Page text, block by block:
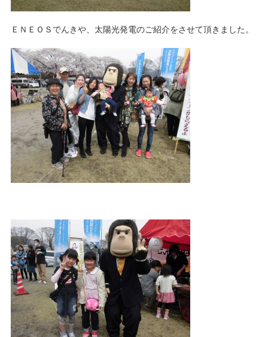
ＥＮＥＯＳでんきや、太陽光発電のご紹介をさせて頂きました。